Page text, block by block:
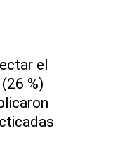
el
%)